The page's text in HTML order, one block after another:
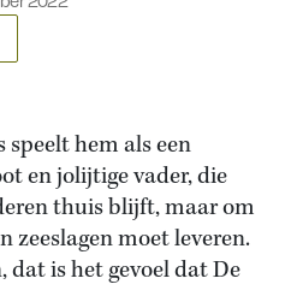
hem als een
en jolijtige vader, die
thuis blijft, maar om
zeeslagen moet leveren.
is het gevoel dat De